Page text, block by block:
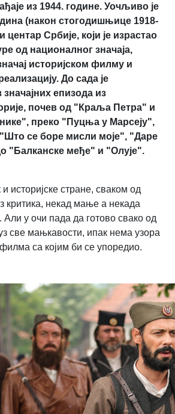
из 1944. године. Уочљиво је
(након стогодишњице 1918-
Србије, који је израстао
од националног значаја,
историјском филму и
До сада је
епизода из
почев од "Краља Петра" и
преко "Пуцња у Марсеју",
се боре мисли моје", "Даре
"Балканске међе" и "Олује".
историјске стране, сваком од
критика, некад мање а некада
у очи пада да готово свако од
све мањкавости, ипак нема узора
са којим би се упоредио.